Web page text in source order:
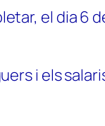
el dia 6
i els